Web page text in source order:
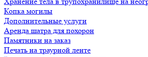
Копка могилы
Дополнительные услуги
Аренда шатра для похорон
Памятники на заказ
Печать на траурной ленте